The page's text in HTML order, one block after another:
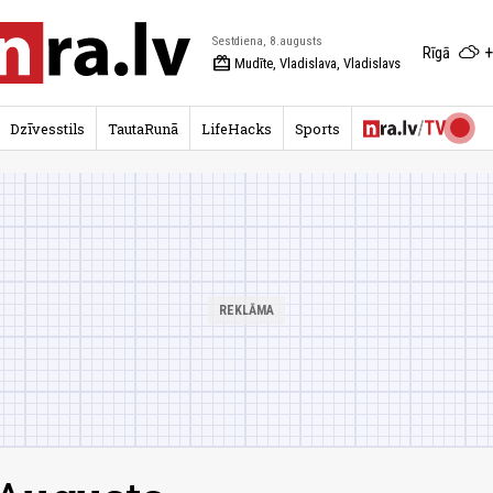
Sestdiena, 8.augusts
redeem Mudīte, Vladislava, Vladislavs
Rīgā
Dzīvesstils TautaRunā LifeHacks Sports